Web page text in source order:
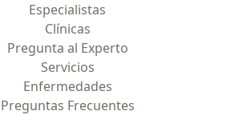
Especialistas
Clínicas
Pregunta al Experto
Servicios
Enfermedades
Preguntas Frecuentes